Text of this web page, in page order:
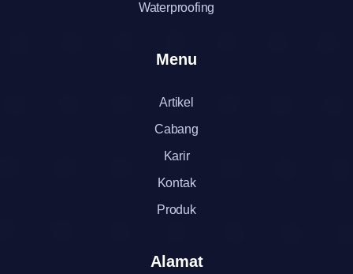
Waterproofing
Menu
Artikel
Cabang
Karir
Kontak
Produk
Alamat